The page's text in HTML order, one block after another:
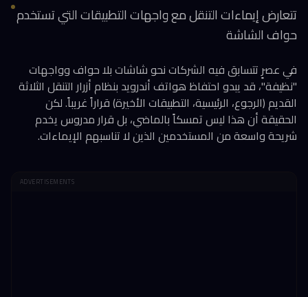
تتعارض إيماءات التنقل مع واجهات التطبيقات التي تستخدم
حواف الشاشة
في عصرٍ تتسابق فيه الشركات نحو شاشات بلا حواف وواجهات
"نظيفة"، قد يبدو احتفاظ هواتف أندرويد بنظام أزرار التنقل الثلاثة
القديم (الرجوع، الرئيسية، التطبيقات الأخيرة) قراراً غريباً. لكن
الحقيقة أن هذا ليس تمسكاً بالماضي، بل قرار مدروس يخدم
شريحة واسعة من المستخدمين الذين لا تناسبهم الإيماءات.
ADVERTISEMENTS